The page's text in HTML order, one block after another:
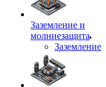
Заземление и
молниезащита
Заземление